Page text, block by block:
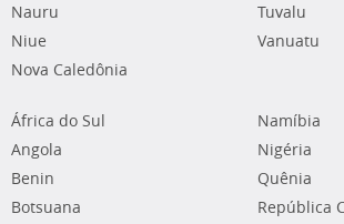
Nauru
Niue
Nova Caledônia
Tuvalu
Vanuatu
África do Sul
Angola
Benin
Botsuana
Namíbia
Nigéria
Quênia
República